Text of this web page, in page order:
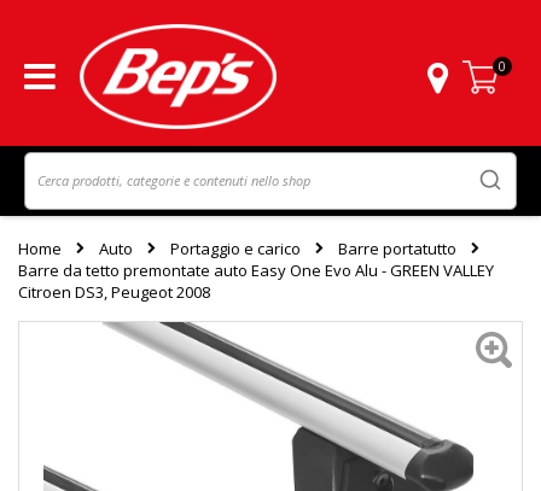
Carrello
0
Home Auto Portaggio e carico
Barre portatutto
Barre da tetto premontate auto Easy One Evo Alu - GREEN VALLEY
Citroen DS3, Peugeot 2008